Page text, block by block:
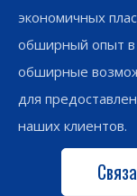
экономичных
обширный опыт в
обширные
для
наших клиентов.